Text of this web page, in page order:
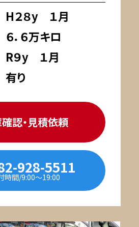
H２８y １月
６．６万キロ
R９y １月
有り
認・見積依頼
928-5511
時間/9:00〜19:00